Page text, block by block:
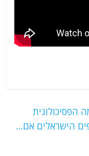
הפסיכולוגית
הישראלים אם…